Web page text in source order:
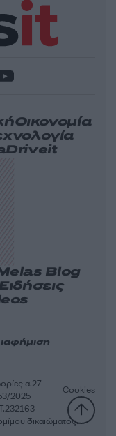
Οικονομία
Driveit
Blog
α.27
2025
Cookies
δικαιώματος.